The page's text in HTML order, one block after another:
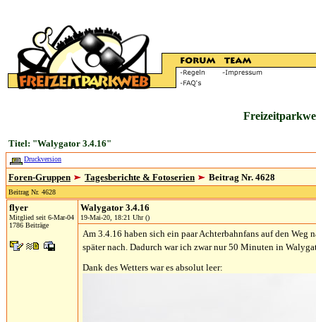
Titel: "Walygator 3.4.16"
Druckversion
Foren-Gruppen Tagesberichte & Fotoserien Beitrag Nr. 4628
Beitrag Nr. 4628
flyer
Mitglied seit 6-Mar-04
1786 Beiträge
Walygator 3.4.16
19-Mai-20, 18:21 Uhr ()
Am 3.4.16 haben sich ein paar Achterbahnfans auf den
später nach. Dadurch war ich zwar nur 50 Minuten in
Dank des Wetters war es absolut leer: